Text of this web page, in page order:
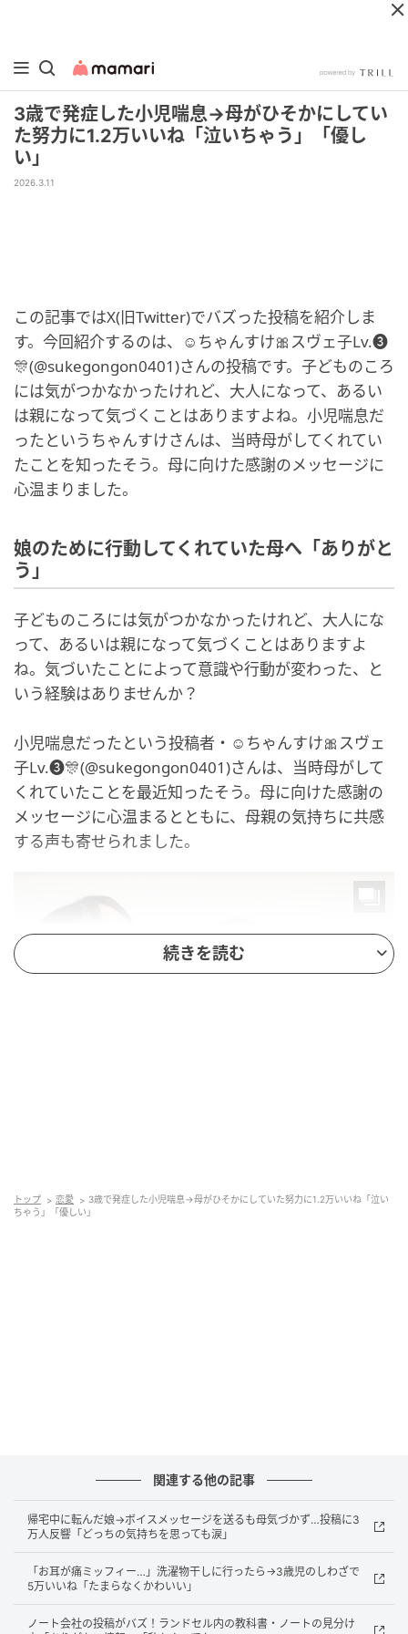
3歳で発症した小児喘息→母がひそかにしてい
た努力に1.2万いいね「泣いちゃう」「優し
い」
2026.3.11
この記事ではX(旧Twitter)でバズった投稿を紹介しま
す。今回紹介するのは、☺︎ちゃんすけ🎀スヴェ子Lv.❸
🎊(@sukegongon0401)さんの投稿です。子どものころ
には気がつかなかったけれど、大人になって、あるい
は親になって気づくことはありますよね。小児喘息だ
ったというちゃんすけさんは、当時母がしてくれてい
たことを知ったそう。母に向けた感謝のメッセージに
心温まりました。
娘のために行動してくれていた母へ「ありがと
う」
子どものころには気がつかなかったけれど、大人にな
って、あるいは親になって気づくことはありますよ
ね。気づいたことによって意識や行動が変わった、と
いう経験はありませんか？
小児喘息だったという投稿者・☺︎ちゃんすけ🎀スヴェ
子Lv.❸🎊(@sukegongon0401)さんは、当時母がして
くれていたことを最近知ったそう。母に向けた感謝の
メッセージに心温まるとともに、母親の気持ちに共感
する声も寄せられました。
小児喘息で母にたくさん迷惑をかけた私。
「そんなことあったっけ〜？もう忘れたよ〜笑」って。
娘が生まれて、私も母になった今。
当時の母の気持ちを思うと、胸がギュッとなる。
お母さん、本当にありがとうね。
続きを読む
トップ 恋愛
3歳で発症した小児喘息→母がひそかにしていた努力に1.2万いいね「泣い
ちゃう」「優しい」
関連する他の記事
帰宅中に転んだ娘→ボイスメッセージを送るも母気づかず…投稿に3
万人反響「どっちの気持ちを思っても涙」
「お耳が痛ミッフィー…」洗濯物干しに行ったら→3歳児のしわざで
5万いいね「たまらなくかわいい」
ノート会社の投稿がバズ！ランドセル内の教科書・ノートの見分け